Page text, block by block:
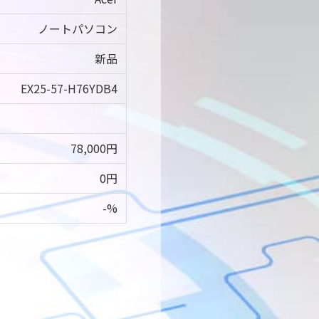
ノートパソコン
新品
EX25-57-H76YDB4
78,000円
0円
-%